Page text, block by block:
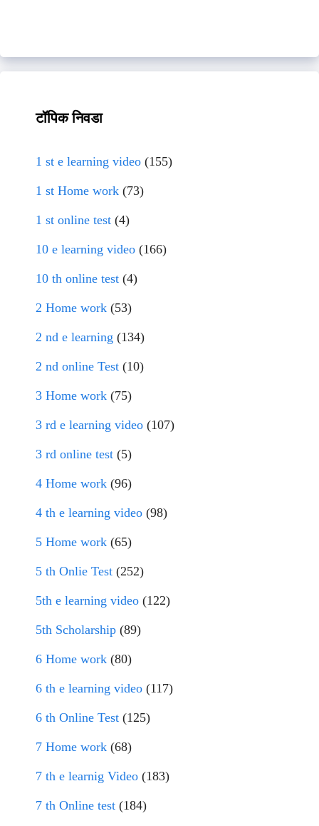
टॉपिक निवडा
1 st e learning video (155)
1 st Home work (73)
1 st online test (4)
10 e learning video (166)
10 th online test (4)
2 Home work (53)
2 nd e learning (134)
2 nd online Test (10)
3 Home work (75)
3 rd e learning video (107)
3 rd online test (5)
4 Home work (96)
4 th e learning video (98)
5 Home work (65)
5 th Onlie Test (252)
5th e learning video (122)
5th Scholarship (89)
6 Home work (80)
6 th e learning video (117)
6 th Online Test (125)
7 Home work (68)
7 th e learnig Video (183)
7 th Online test (184)